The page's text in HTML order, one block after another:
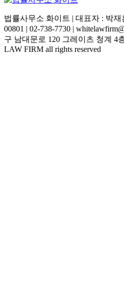
법률사무소 화이트 | 대표자 : 박재
00801 | 02-738-7730 |
구 남대문로 120 그레이츠 청계 4
LAW FIRM all rights reserved